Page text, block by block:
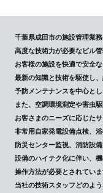
千葉県成田市の施設管理業
高度な技術力が必要なビル管
お客様の施設を快適で安全
最新の知識と技術を駆使し
予防メンテナンスを中心と
また、空調環境測定や害虫駆
お客さまのニーズに応じた
非常用自家発電設備点検、
防災センター監視、消防設
設備のハイテク化に伴い、
操作方法が必要とされていま
当社の技術スタッフどのよ